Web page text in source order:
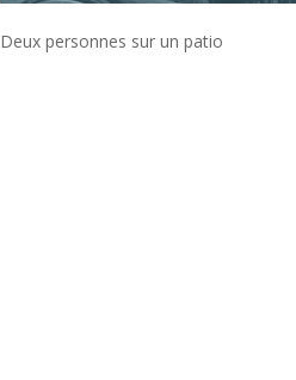
Deux personnes sur un patio